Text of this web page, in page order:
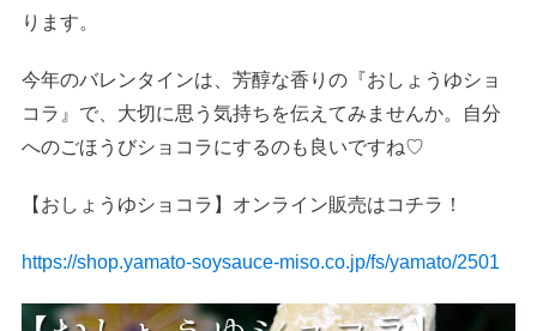
ります。
今年のバレンタインは、芳醇な香りの『おしょうゆショ
コラ』で、大切に思う気持ちを伝えてみませんか。自分
へのごほうびショコラにするのも良いですね♡
【おしょうゆショコラ】オンライン販売はコチラ！
https://shop.yamato-soysauce-miso.co.jp/fs/yamato/2501